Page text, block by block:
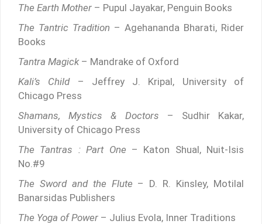
The Earth Mother – Pupul Jayakar, Penguin Books
The Tantric Tradition – Agehananda Bharati, Rider
Books
Tantra Magick– Mandrake of Oxford
Kali’s Child– Jeffrey J. Kripal, University of
Chicago Press
Shamans, Mystics & Doctors – Sudhir Kakar,
University of Chicago Press
The Tantras : Part One – Katon Shual, Nuit-Isis
No.#9
The Sword and the Flute – D. R. Kinsley, Motilal
Banarsidas Publishers
The Yoga of Power – Julius Evola, Inner Traditions